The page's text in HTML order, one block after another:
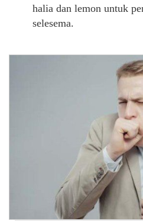
halia dan lemon untuk
selesema.